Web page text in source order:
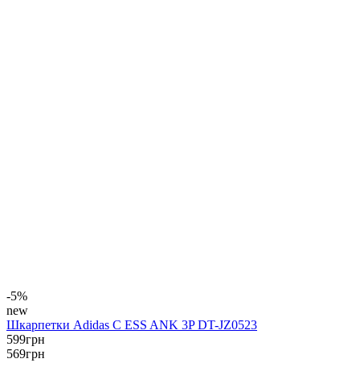
-5%
new
Шкарпетки Adidas C ESS ANK 3P DT-JZ0523
599грн
569грн